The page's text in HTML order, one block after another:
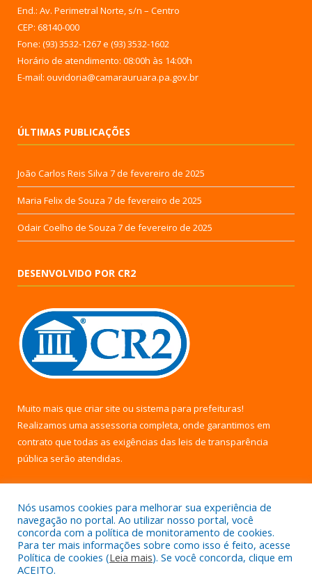
End.: Av. Perimetral Norte, s/n – Centro
CEP: 68140-000
Fone: (93) 3532-1267 e (93) 3532-1602
Horário de atendimento: 08:00h às 14:00h
E-mail: ouvidoria@camarauruara.pa.gov.br
ÚLTIMAS PUBLICAÇÕES
João Carlos Reis Silva 7 de fevereiro de 2025
Maria Felix de Souza 7 de fevereiro de 2025
Odair Coelho de Souza 7 de fevereiro de 2025
DESENVOLVIDO POR CR2
Muito mais que criar site ou sistema para prefeituras!
Realizamos uma assessoria completa, onde garantimos em
contrato que todas as exigências das leis de transparência
pública serão atendidas.
Todos os direitos reservados a Câmara Municipal de Uruará.
Nós usamos cookies para melhorar sua experiência de
navegação no portal. Ao utilizar nosso portal, você
concorda com a política de monitoramento de cookies.
Para ter mais informações sobre como isso é feito, acesse
Política de cookies (Leia mais). Se você concorda, clique em
ACEITO.